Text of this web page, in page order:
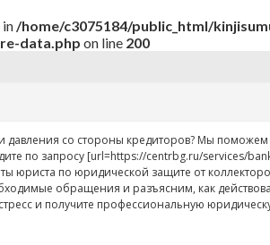
/home/c3075184/public_html/
data.php on line 200
и давления со стороны кредиторов? Мы
по запросу [url=https://centrbg.ru/services/
юриста по юридической защите от
обращения и разъясним, как
и получите профессиональную